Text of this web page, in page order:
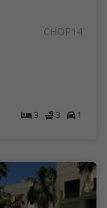
CHOP14
3 3 1